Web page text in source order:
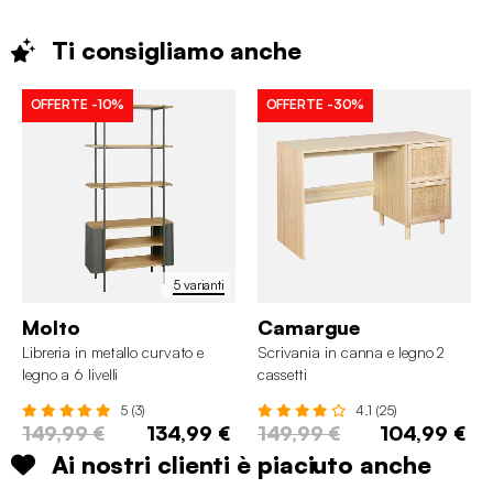
Ti consigliamo anche
5 varianti
OFFERTE -10%
Molto
Libreria in metallo curvato e
legno a 6 livelli
5 (3)
149,99 € 134,99 €
OFFERTE -30%
Camargue
Scrivania in canna e legno 2
cassetti
4.1 (25)
149,99 € 104,99 €
Ai nostri clienti è piaciuto anche